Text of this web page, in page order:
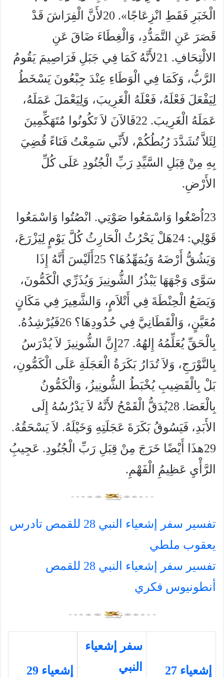
الْخَبَرِ فَقَطِ انْزِعَاجًا». 20لأَنَّ الْفِرَاشَ قَدْ
قَصَرَ عَنِ التَّمَدُّدِ، وَالْغِطَاءَ ضَاقَ عَنِ
الالْتِحَافِ. 21لأَنَّهُ كَمَا فِي جَبَلِ فَرَاصِيمَ يَقُومُ
الرَّبُّ، وَكَمَا فِي الْوَطَاءِ عِنْدَ جِبْعُونَ يَسْخَطُ
لِيَفْعَلَ فَعْلَهُ، فَعْلَهُ الْغَرِيبَ، وَلِيَعْمَلَ عَمَلَهُ،
عَمَلَهُ الْغَرِيبَ. 22فَالآنَ لاَ تَكُونُوا مُتَهَكِّمِينَ
لِئَلاَّ تُشَدَّدَ رُبُطُكُمْ، لأَنِّي سَمِعْتُ فَنَاءً قُضِيَ
بِهِ مِنْ قِبَلِ السَّيِّدِ رَبِّ الْجُنُودِ عَلَى كُلِّ
الأَرْضِ.
23 اُصْغُوا وَاسْمَعُوا صَوْتِي. انْصُتُوا وَاسْمَعُوا
قَوْلِي: 24هَلْ يَحْرُثُ الْحَارِثُ كُلَّ يَوْمٍ لِيَزْرَعَ،
وَيَشُقُّ أَرْضَهُ وَيُمَهِّدُهَا؟ 25 أَلَيْسَ أَنَّهُ إِذَا
سَوَّى وَجْهَهَا يَبْذُرُ الشُّونِيزَ وَيُذَرِّي الْكَمُّونَ،
وَيَضَعُ الْحِنْطَةَ فِي أَتْلاَمٍ، وَالشَّعِيرَ فِي مَكَانٍ
مُعَيَّنٍ، وَالْقَطَانِيَّ فِي حُدُودِهَا؟ 26فَيُرْشِدُهُ.
بِالْحَقِّ يُعَلِّمُهُ إِلهُهُ. 27 إِنَّ الشُّونِيزَ لاَ يُدْرَسُ
بِالنَّوْرَجِ، وَلاَ تُدَارُ بَكَرَةُ الْعَجَلَةِ عَلَى الْكَمُّونِ،
بَلْ بِالْقَضِيبِ يُخْبَطُ الشُّونِيزُ، وَالْكَمُّونُ
بِالْعَصَا. 28يُدَقُّ الْقَمْحُ لأَنَّهُ لاَ يَدْرُسُهُ إِلَى
الأَبَدِ، فَيَسُوقُ بَكَرَةَ عَجَلَتِهِ وَخَيْلَهُ. لاَ يَسْحَقُهُ.
29هذَا أَيْضًا خَرَجَ مِنْ قِبَلِ رَبِّ الْجُنُودِ. عَجِيبُِ
الرَّأْيِ عَظِيمُِ الْفَهْمِ.
تفسير سفر إشعياء النبي 28 للقمص تادرس
يعقوب ملطي
تفسير سفر إشعياء النبي 28 للقمص
أنطونيوس فكري
إشعياء 27
سفر إشعياء
النبي
إشعياء 29